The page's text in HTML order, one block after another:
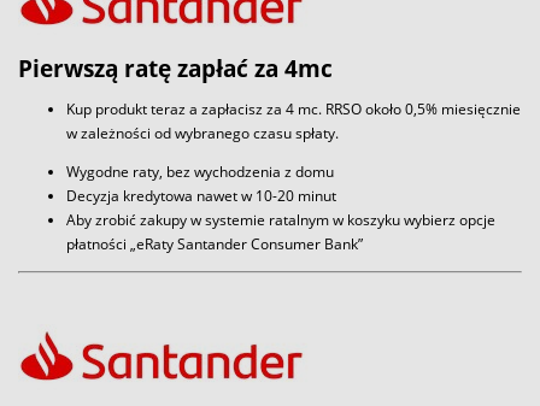
Pierwszą ratę zapłać za 4mc
Kup produkt teraz a zapłacisz za 4 mc. RRSO około 0,5% miesięcznie
w zależności od wybranego czasu spłaty.
Wygodne raty, bez wychodzenia z domu
Decyzja kredytowa nawet w 10-20 minut
Aby zrobić zakupy w systemie ratalnym w koszyku wybierz opcje
płatności „eRaty Santander Consumer Bank”